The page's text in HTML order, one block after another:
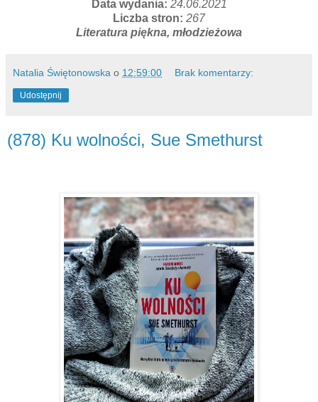
Data wydania: 24.06.2021
Liczba stron: 267
Literatura piękna, młodzieżowa
Natalia Świętonowska o 12:59:00 Brak komentarzy:
Udostępnij
(878) Ku wolności, Sue Smethurst